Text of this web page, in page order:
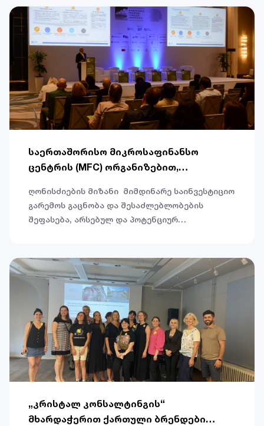
საერთაშორისო მიკროსაფინანსო
ცენტრის (MFC) ორგანიზებით,
კონფერენცია გაიმართა.
ღონისძიების მიზანი მიმდინარე საინვესტიციო
გარემოს გაცნობა და შესაძლებლობების
შეფასება, არსებულ და პოტენციურ
გამოწვევების, ლტოლვილებისა და
მიგრანტების ფინანსური გაძლიერების
მიმართულებით მიდგომების შეფასება იყო.
„კრისტალ კონსალტინგის“
მხარდაჭერით ქართული ბრენდები